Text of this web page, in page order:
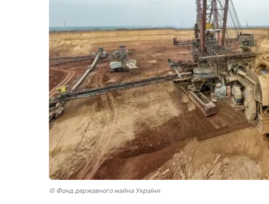
© Фонд державного майна України